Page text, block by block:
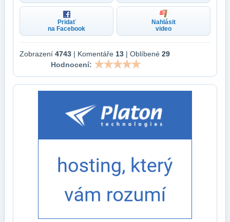
Pridať
na Facebook
Nahlásit
video
Zobrazení 4743 | Komentáře 13 | Oblíbené 29
Hodnocení: